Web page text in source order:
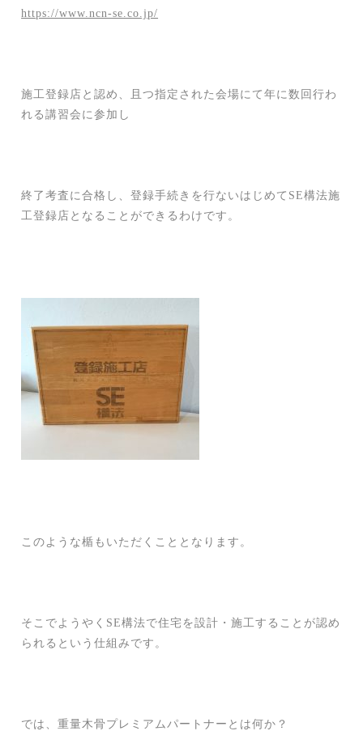
https://www.ncn-se.co.jp/
施工登録店と認め、且つ指定された会場にて年に数回行わ
れる講習会に参加し
終了考査に合格し、登録手続きを行ないはじめてSE構法施
工登録店となることができるわけです。
このような楯もいただくこととなります。
そこでようやくSE構法で住宅を設計・施工することが認め
られるという仕組みです。
では、重量木骨プレミアムパートナーとは何か？